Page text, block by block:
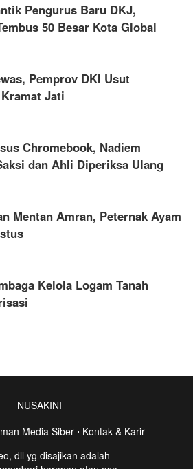
Pengurus Baru DKJ,
50 Besar Kota Global
Pemprov DKI Usut
Jati
Chromebook, Nadiem
dan Ahli Diperiksa Ulang
Mentan Amran, Peternak Ayam
Kelola Logam Tanah
NUSAKINI
Media Siber⋅ Kontak & Karir
dll yg disajikan adalah